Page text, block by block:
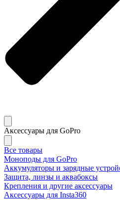
Аксессуары для GoPro
Все товары
Моноподы для GoPro
Аккумуляторы и зарядные
Защита, линзы и аквабоксы
Крепления и другие аксессуары
Аксессуары для Insta360